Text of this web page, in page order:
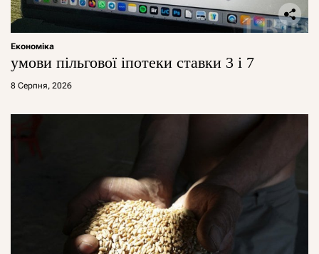
Економіка
умови пільгової іпотеки ставки 3 і 7
8 Серпня, 2026